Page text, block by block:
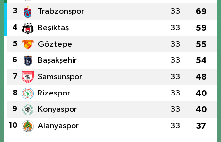
3 Trabzonspor 33 69
4 Beşiktaş 33 59
5 Göztepe 33 55
6 Başakşehir 33 54
7 Samsunspor 33 48
8 Rizespor 33 40
9 Konyaspor 33 40
10 Alanyaspor 33 37